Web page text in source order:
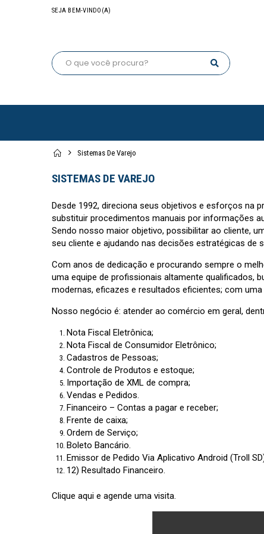
SEJA BEM-VINDO(A)
Sistemas De Varejo
SISTEMAS DE VAREJO
Desde 1992, direciona seus objetivos e esforços na
substituir procedimentos manuais por informações
Sendo nosso maior objetivo, possibilitar ao cliente,
seu cliente e ajudando nas decisões estratégicas de
Com anos de dedicação e procurando sempre o
uma equipe de profissionais altamente qualificados,
modernas, eficazes e resultados eficientes; com
Nosso negócio é: atender ao comércio em geral,
Nota Fiscal Eletrônica;
Nota Fiscal de Consumidor Eletrônico;
Cadastros de Pessoas;
Controle de Produtos e estoque;
Importação de XML de compra;
Vendas e Pedidos.
Financeiro – Contas a pagar e receber;
Frente de caixa;
Ordem de Serviço;
Boleto Bancário.
Emissor de Pedido Via Aplicativo Android (Troll
12) Resultado Financeiro.
Clique aqui e agende uma visita.